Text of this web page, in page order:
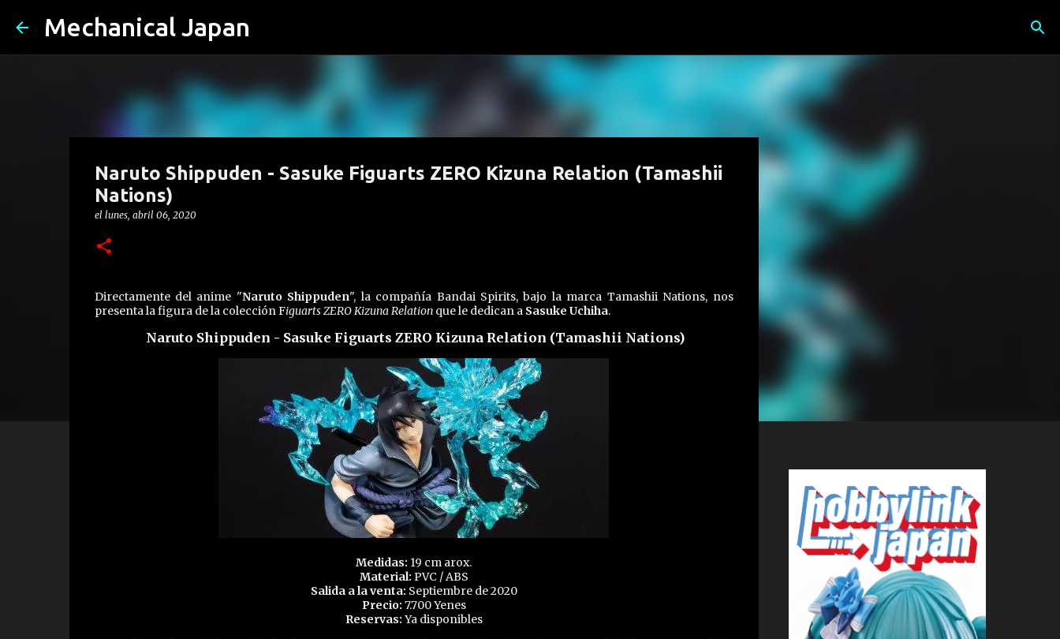
Mechanical Japan
Naruto Shippuden - Sasuke Figuarts ZERO Kizuna Relation (Tamashii
Nations)
el lunes, abril 06, 2020
Directamente del anime "Naruto Shippuden", la compañía Bandai Spirits, bajo la marca Tamashii Nations, nos
presenta la figura de la colección Figuarts ZERO Kizuna Relationque le dedican a Sasuke Uchiha.
Naruto Shippuden - Sasuke Figuarts ZERO Kizuna Relation (Tamashii Nations)
Medidas: 19 cm arox.
Material: PVC / ABS
Salida a la venta: Septiembre de 2020
Precio: 7.700 Yenes
Reservas: Ya disponibles